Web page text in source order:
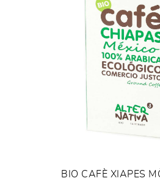
BIO CAFÈ XIAPES